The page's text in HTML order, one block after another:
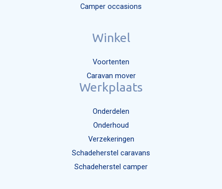
Camper occasions
Winkel
Voortenten
Caravan mover
Werkplaats
Onderdelen
Onderhoud
Verzekeringen
Schadeherstel caravans
Schadeherstel camper